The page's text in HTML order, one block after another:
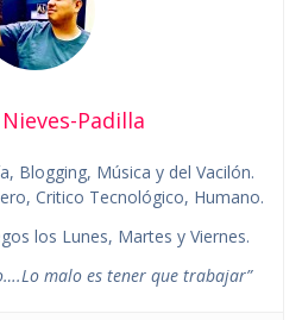
Nieves-Padilla
Blogging, Música y del Vacilón.
Critico Tecnológico, Humano.
los Lunes, Martes y Viernes.
malo es tener que trabajar”